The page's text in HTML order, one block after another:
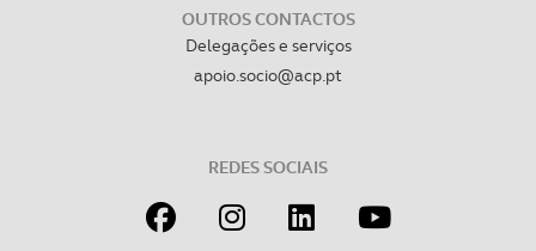
OUTROS CONTACTOS
Delegações e serviços
apoio.socio@acp.pt
REDES SOCIAIS